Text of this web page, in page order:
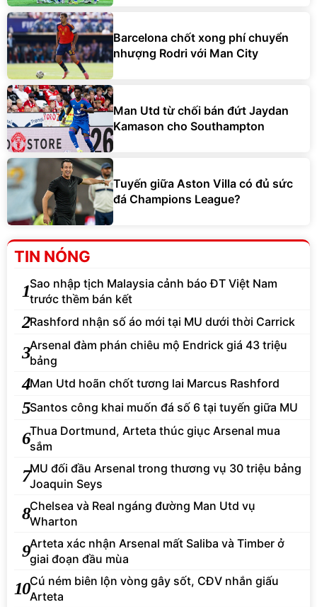
Barcelona chốt xong phí chuyển
nhượng Rodri với Man City
Man Utd từ chối bán đứt Jaydan
Kamason cho Southampton
Tuyến giữa Aston Villa có đủ sức
đá Champions League?
TIN NÓNG
1Sao nhập tịch Malaysia cảnh báo ĐT Việt Nam
trước thềm bán kết
2Rashford nhận số áo mới tại MU dưới thời Carrick
3Arsenal đàm phán chiêu mộ Endrick giá 43 triệu
bảng
4Man Utd hoãn chốt tương lai Marcus Rashford
5Santos công khai muốn đá số 6 tại tuyến giữa MU
6Thua Dortmund, Arteta thúc giục Arsenal mua
sắm
7MU đối đầu Arsenal trong thương vụ 30 triệu bảng
Joaquin Seys
8Chelsea và Real ngáng đường Man Utd vụ
Wharton
9Arteta xác nhận Arsenal mất Saliba và Timber ở
giai đoạn đầu mùa
10Cú ném biên lộn vòng gây sốt, CĐV nhắn giấu
Arteta